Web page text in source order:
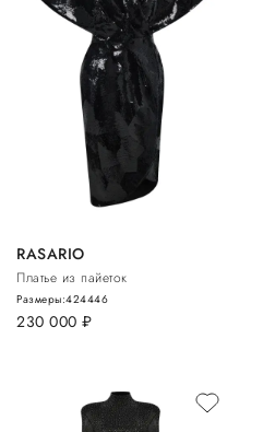
RASARIO
Платье из пайеток
230 000 руб.
Размеры:424446